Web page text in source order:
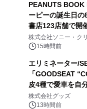
PEANUTS BOOK
ーピーの誕生日
書店123店舗で開
株式会社ソニー・ク
15時間前
エリミネーター/
「GOODSEAT
皮4種で愛車を自
株式会社グッズ
13時間前